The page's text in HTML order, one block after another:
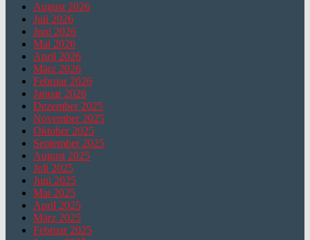
August 2026
Juli 2026
Juni 2026
Mai 2026
April 2026
März 2026
Februar 2026
Januar 2026
Dezember 2025
November 2025
Oktober 2025
September 2025
August 2025
Juli 2025
Juni 2025
Mai 2025
April 2025
März 2025
Februar 2025